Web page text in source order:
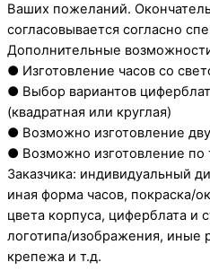
Ваших пожеланий.
согласовывается согласно
Дополнительные
● Изготовление часов со
● Выбор вариантов
(квадратная или круглая)
● Возможно изготовление
● Возможно изготовление по
Заказчика: индивидуальный
иная форма часов, покраска/
цвета корпуса, циферблата и
логотипа/изображения, иные
крепежа и т.д.